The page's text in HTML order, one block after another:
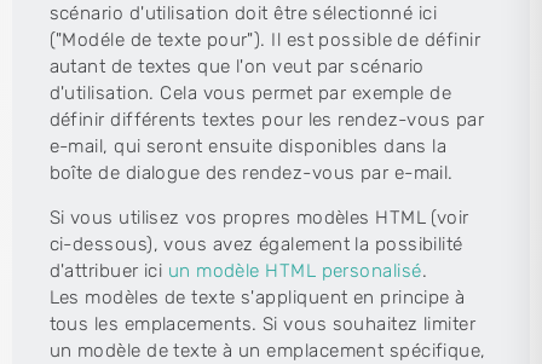
scénario d'utilisation doit être sélectionné ici
("Modéle de texte pour"). Il est possible de définir
autant de textes que l'on veut par scénario
d'utilisation. Cela vous permet par exemple de
définir différents textes pour les rendez-vous par
e-mail, qui seront ensuite disponibles dans la
boîte de dialogue des rendez-vous par e-mail.
Si vous utilisez vos propres modèles HTML (voir
ci-dessous), vous avez également la possibilité
d'attribuer ici un modèle HTML personalisé.
Les modèles de texte s'appliquent en principe à
tous les emplacements. Si vous souhaitez limiter
un modèle de texte à un emplacement spécifique,